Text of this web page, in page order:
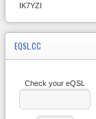
IK7YZI
EQSL.CC
Check your eQSL